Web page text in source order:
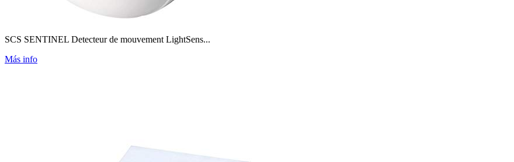
SCS SENTINEL Detecteur de mouvement LightSens...
Más info